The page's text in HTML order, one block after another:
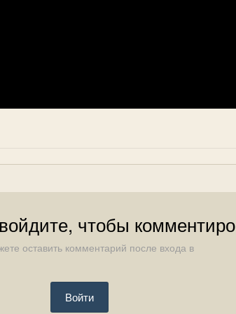
чтобы
оставить комментарий после входа в
Войти